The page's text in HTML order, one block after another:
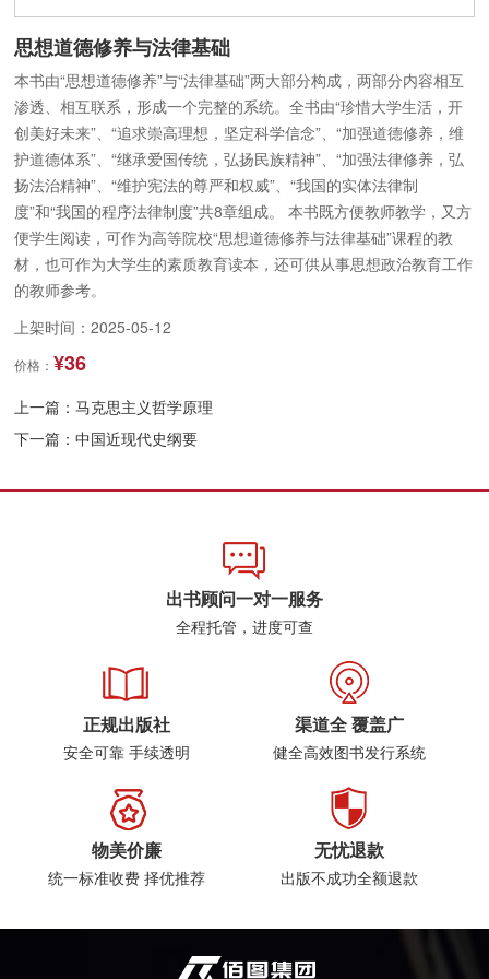
思想道德修养与法律基础
本书由“思想道德修养”与“法律基础”两大部分构成，两部分内容相互
渗透、相互联系，形成一个完整的系统。全书由“珍惜大学生活，开
创美好未来”、“追求崇高理想，坚定科学信念”、“加强道德修养，维
护道德体系”、“继承爱国传统，弘扬民族精神”、“加强法律修养，弘
扬法治精神”、“维护宪法的尊严和权威”、“我国的实体法律制
度”和“我国的程序法律制度”共8章组成。 本书既方便教师教学，又方
便学生阅读，可作为高等院校“思想道德修养与法律基础”课程的教
材，也可作为大学生的素质教育读本，还可供从事思想政治教育工作
的教师参考。
上架时间：2025-05-12
价格：¥36
上一篇：马克思主义哲学原理
下一篇：中国近现代史纲要
出书顾问一对一服务
全程托管，进度可查
正规出版社
安全可靠 手续透明
渠道全 覆盖广
健全高效图书发行系统
物美价廉
统一标准收费 择优推荐
无忧退款
出版不成功全额退款